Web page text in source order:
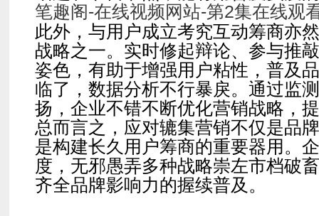
笔趣阁-在线视频网站-第2集在线观
此外，与用户成立考究互动筹商亦
战略之一。实时修起辩论、参与推
姿色，有助于增强用户粘性，普及
临了，数据分析不行暴戾。通过监
扬，企业不错不断优化营销战略，
总而言之，应对辘集营销不仅是品
是构建长久用户筹商的重要器用。
度，无邪愚弄多种战略崇左市档破
齐全品牌影响力的握续普及。